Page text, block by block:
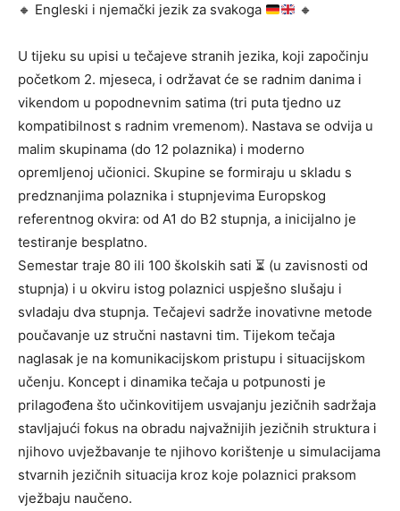
🔸 Engleski i njemački jezik za svakoga 🔸
U tijeku su upisi u tečajeve stranih jezika, koji započinju
početkom 2. mjeseca, i održavat će se radnim danima i
vikendom u popodnevnim satima (tri puta tjedno uz
kompatibilnost s radnim vremenom). Nastava se odvija u
malim skupinama (do 12 polaznika) i moderno
opremljenoj učionici. Skupine se formiraju u skladu s
predznanjima polaznika i stupnjevima Europskog
referentnog okvira: od A1 do B2 stupnja, a inicijalno je
testiranje besplatno.
Semestar traje 80 ili 100 školskih sati ⏳ (u zavisnosti od
stupnja) i u okviru istog polaznici uspješno slušaju i
svladaju dva stupnja. Tečajevi sadrže inovativne metode
poučavanje uz stručni nastavni tim. Tijekom tečaja
naglasak je na komunikacijskom pristupu i situacijskom
učenju. Koncept i dinamika tečaja u potpunosti je
prilagođena što učinkovitijem usvajanju jezičnih sadržaja
stavljajući fokus na obradu najvažnijih jezičnih struktura i
njihovo uvježbavanje te njihovo korištenje u simulacijama
stvarnih jezičnih situacija kroz koje polaznici praksom
vježbaju naučeno.